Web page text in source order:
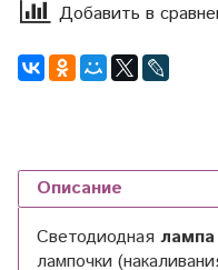
Добавить в
Описание
Светодиодная лампа
лампочки